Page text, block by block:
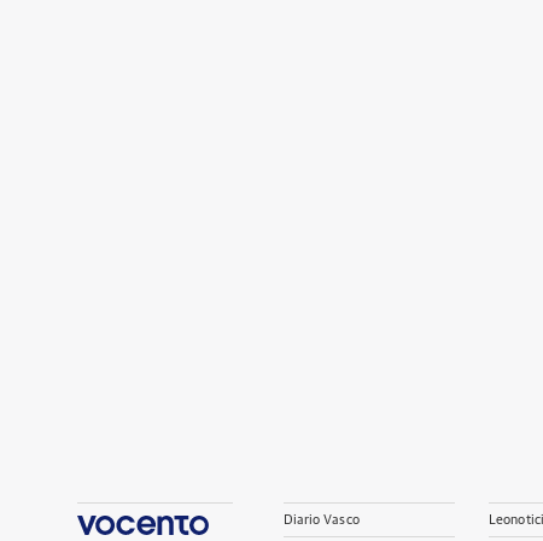
Diario Vasco